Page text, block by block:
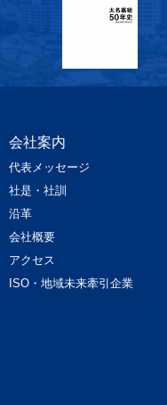
会社案内
代表メッセージ
社是・社訓
沿革
会社概要
アクセス
ISO・地域未来牽引企業